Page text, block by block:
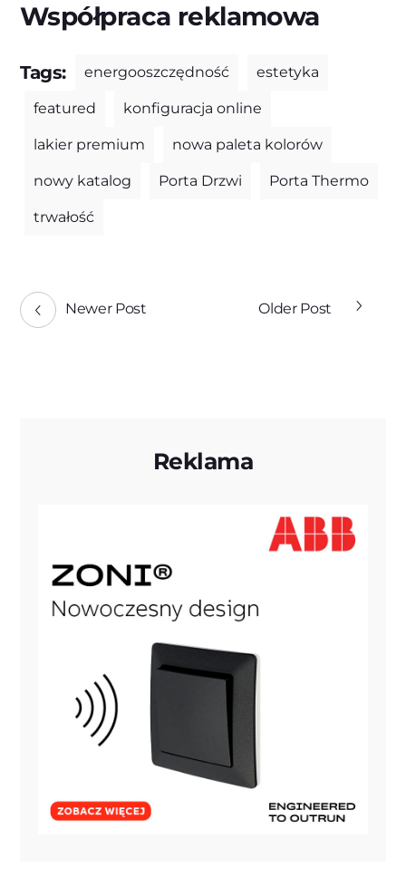
Współpraca reklamowa
Tags: energooszczędność estetyka
featured konfiguracja online
lakier premium nowa paleta kolorów
nowy katalog Porta Drzwi Porta Thermo
trwałość
Newer Post Older Post
Reklama